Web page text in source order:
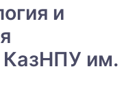
и
КазНПУ им.